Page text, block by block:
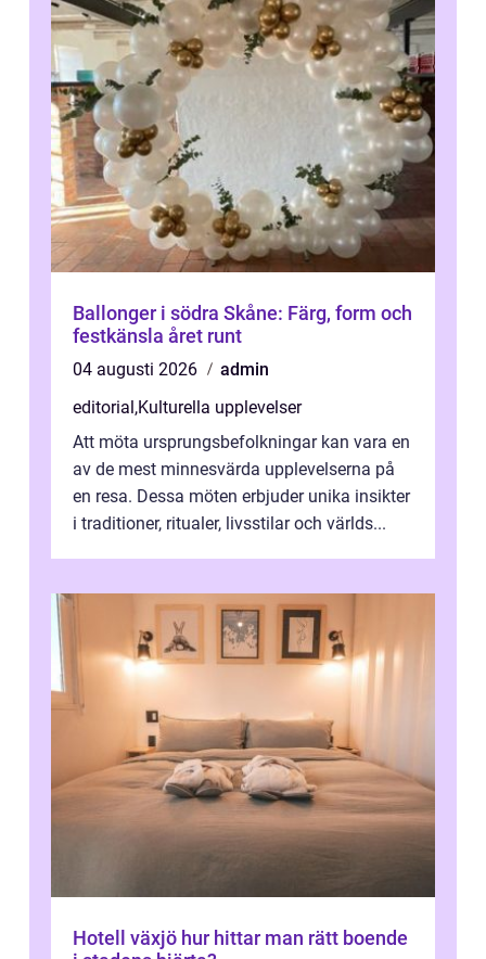
Ballonger i södra Skåne: Färg, form och
festkänsla året runt
04 augusti 2026
admin
editorial,Kulturella upplevelser
Att möta ursprungsbefolkningar kan vara en
av de mest minnesvärda upplevelserna på
en resa. Dessa möten erbjuder unika insikter
i traditioner, ritualer, livsstilar och världs...
Hotell växjö hur hittar man rätt boende